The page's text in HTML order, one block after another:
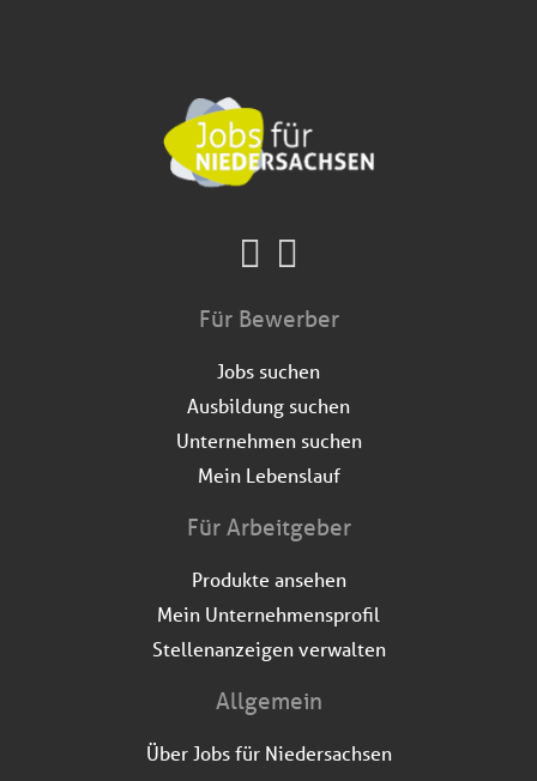
Für Bewerber
Jobs suchen
Ausbildung suchen
Unternehmen suchen
Mein Lebenslauf
Für Arbeitgeber
Produkte ansehen
Mein Unternehmensprofil
Stellenanzeigen verwalten
Allgemein
Über Jobs für Niedersachsen